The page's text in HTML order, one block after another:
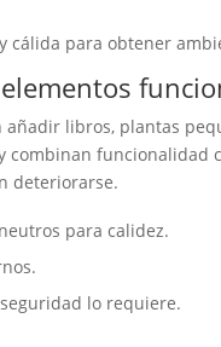
cálida para obtener
añadir libros, plantas
combinan funcionalidad
deteriorarse.
para calidez.
lo requiere.